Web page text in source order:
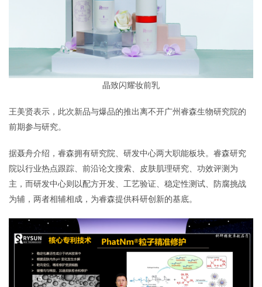
晶致闪耀妆前乳
王美贤表示，此次新品与爆品的推出离不开广州睿森生物研究院的
前期参与研究。
据聂舟介绍，睿森拥有研究院、研发中心两大职能板块。睿森研究
院以行业热点跟踪、前沿论文搜索、皮肤肌理研究、功效评测为
主，而研发中心则以配方开发、工艺验证、稳定性测试、防腐挑战
为辅，两者相辅相成，为睿森提供科研创新的基底。